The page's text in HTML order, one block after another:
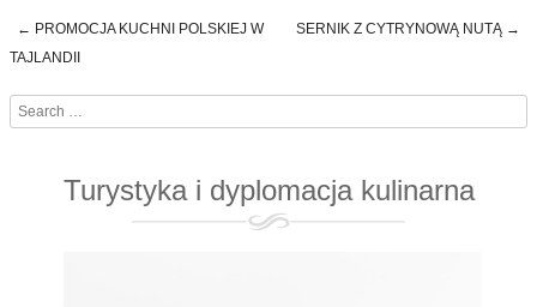
Post navigation
← PROMOCJA KUCHNI POLSKIEJ W
TAJLANDII
SERNIK Z CYTRYNOWĄ NUTĄ →
Search
Turystyka i dyplomacja kulinarna